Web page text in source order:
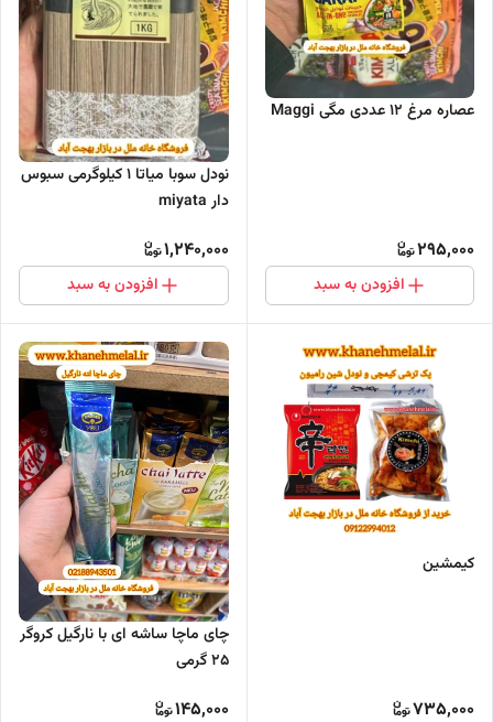
عصاره مرغ ۱۲ عددی مگی Maggi
295,000
افزودن به سبد
نودل سوبا میاتا 1 کیلوگرمی سبوس
دار miyata
1,240,000
افزودن به سبد
کیمشین
735,000
چای ماچا ساشه ای با نارگیل کروگر
۲۵ گرمی
145,000